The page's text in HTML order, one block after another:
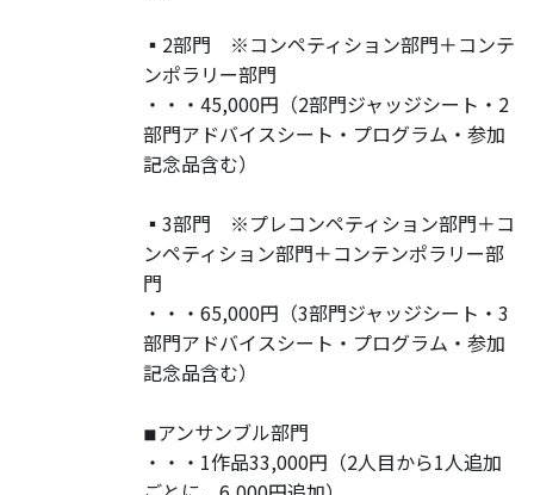
▪️2部門 ※コンペティション部門＋コンテ
ンポラリー部門
・・・45,000円（2部門ジャッジシート・2
部門アドバイスシート・プログラム・参加
記念品含む）
▪️3部門 ※プレコンペティション部門＋コ
ンペティション部門＋コンテンポラリー部
門
・・・65,000円（3部門ジャッジシート・3
部門アドバイスシート・プログラム・参加
記念品含む）
◾︎アンサンブル部門
・・・1作品33,000円（2人目から1人追加